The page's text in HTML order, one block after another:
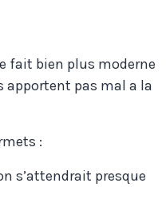
fait bien plus moderne
apportent pas mal a la
:
s’attendrait presque